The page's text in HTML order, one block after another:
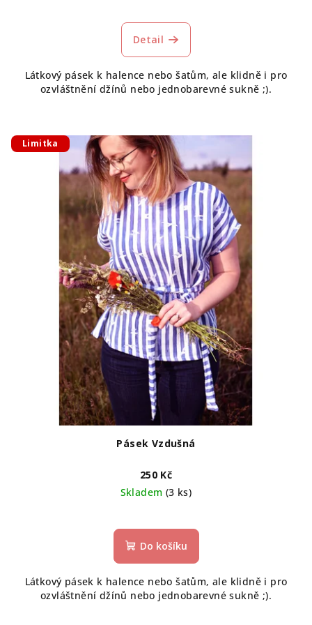
Detail
Látkový pásek k halence nebo šatům, ale klidně i pro
ozvláštnění džínů nebo jednobarevné sukně ;).
Limitka
Pásek Vzdušná
250 Kč
Skladem (3 ks)
Do košíku
Látkový pásek k halence nebo šatům, ale klidně i pro
ozvláštnění džínů nebo jednobarevné sukně ;).